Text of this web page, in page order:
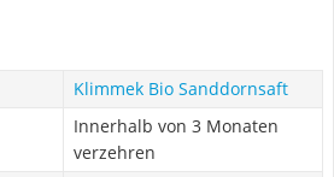
Klimmek Bio Sanddornsaft
Innerhalb von 3 Monaten
verzehren